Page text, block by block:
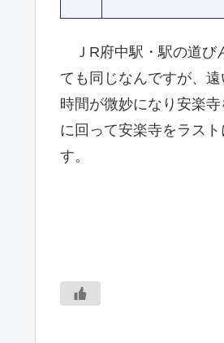
ＪR府中駅・駅の道び
ても同じなんですが、
時間が微妙になり安楽
に回って安楽寺をラス
す。